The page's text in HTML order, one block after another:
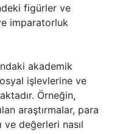
figürler ve
imparatorluk
akademik
işlevlerine ve
Örneğin,
araştırmalar, para
değerleri nasıl